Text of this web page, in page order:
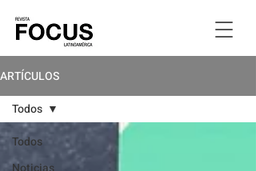
ARTÍCULOS
Todos
Todos